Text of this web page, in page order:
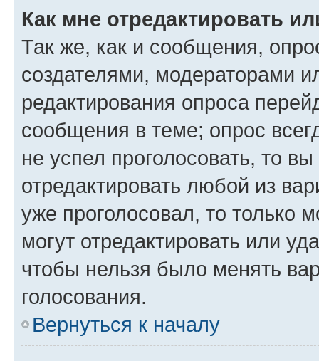
Как мне отредактировать
Так же, как и сообщения,
создателями, модераторами
редактирования опроса
сообщения в теме; опрос
не успел проголосовать, то
отредактировать любой из
уже проголосовал, то только
могут отредактировать или
чтобы нельзя было менять
голосования.
Вернуться к началу